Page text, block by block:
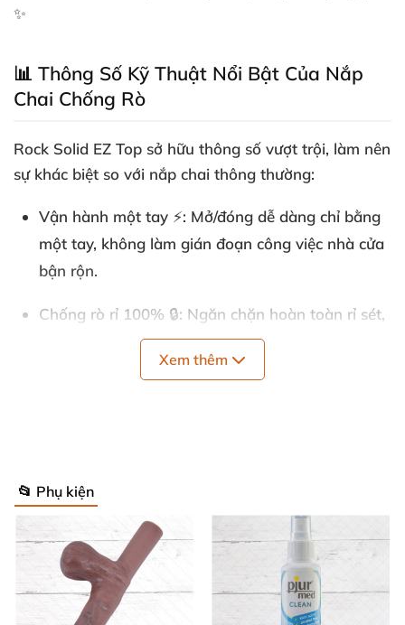
✨
📊 Thông Số Kỹ Thuật Nổi Bật Của Nắp
Chai Chống Rò
Rock Solid EZ Top sở hữu thông số vượt trội, làm nên
sự khác biệt so với nắp chai thông thường:
Vận hành một tay ⚡: Mở/đóng dễ dàng chỉ bằng
một tay, không làm gián đoạn công việc nhà cửa
bận rộn.
Chống rò rỉ 100% 🔒: Ngăn chặn hoàn toàn rỉ sét,
đổ tràn, chỉ phân phối khi bạn cần.
Tương thích đa dạng🔄: Phù hợp chai tẩy rửa gia
gọn, lấy dùng nhanh chóng mọi lúc.
Chất liệu cao cấp bền bỉ, chống ăn mòn, đảm bảo an
toàn lâu dài. Những thông số này biến nắp phân
phối leak-proof thành lựa chọn hàng đầu cho cuộc
sống hiện đại.
Xem thêm
📂 Phụ kiện